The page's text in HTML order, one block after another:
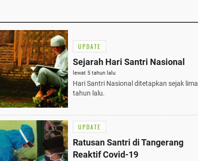
UPDATE
Sejarah Hari Santri Nasional
lewat 5 tahun lalu
Hari Santri Nasional ditetapkan sejak lima
tahun lalu.
UPDATE
Ratusan Santri di Tangerang
Reaktif Covid-19